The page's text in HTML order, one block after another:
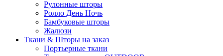
Рулонные шторы
Ролло День Ночь
Бамбуковые шторы
Жалюзи
Ткани & Шторы на заказ
Портьерные ткани